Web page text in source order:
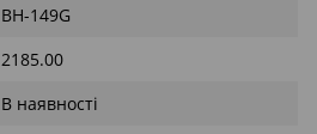
BH-149G
2185.00
В наявності